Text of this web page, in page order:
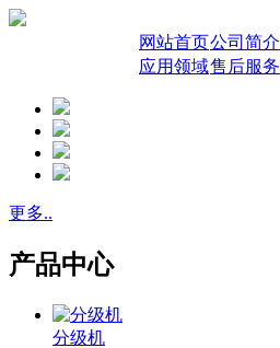
网站首页公司简介
应用领域售后服务
更多..
产品中心
分级机